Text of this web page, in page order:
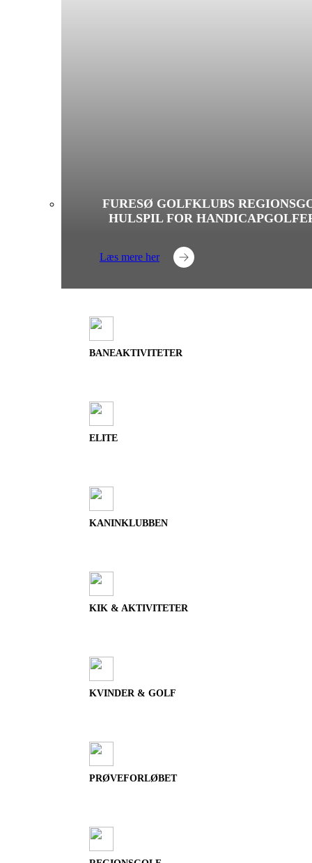
FURESØ GOLFKLUBS
HULSPIL FOR
Læs mere her
BANEAKTIVITETER
ELITE
KANINKLUBBEN
KIK & AKTIVITETER
KVINDER & GOLF
PRØVEFORLØBET